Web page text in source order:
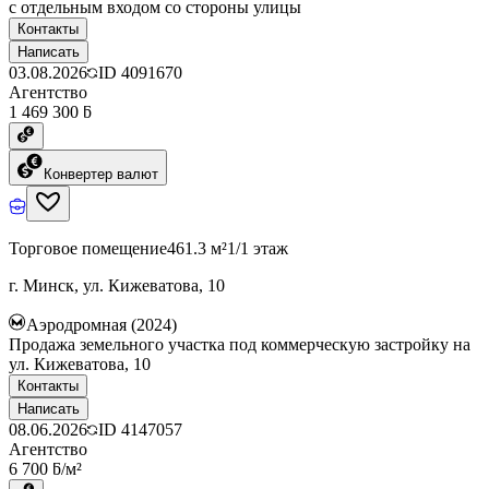
с отдельным входом со стороны улицы
Контакты
Написать
03.08.2026 ID 4091670
Агентство
1 469 300 ƃ
Конвертер валют
Торговое помещение461.3 м²1/1 этаж
г. Минск, ул. Кижеватова, 10
Аэродромная (2024)
Продажа земельного участка под коммерческую застройку на
ул. Кижеватова, 10
Контакты
Написать
08.06.2026 ID 4147057
Агентство
6 700 ƃ/м²